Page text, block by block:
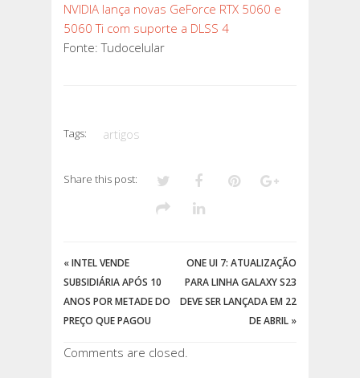
NVIDIA lança novas GeForce RTX 5060 e
5060 Ti com suporte a DLSS 4
Fonte: Tudocelular
Tags: artigos
Share this post:
«INTEL VENDE
SUBSIDIÁRIA APÓS 10
ANOS POR METADE DO
PREÇO QUE PAGOU
ONE UI 7: ATUALIZAÇÃO
PARA LINHA GALAXY S23
DEVE SER LANÇADA EM 22
DE ABRIL »
Comments are closed.